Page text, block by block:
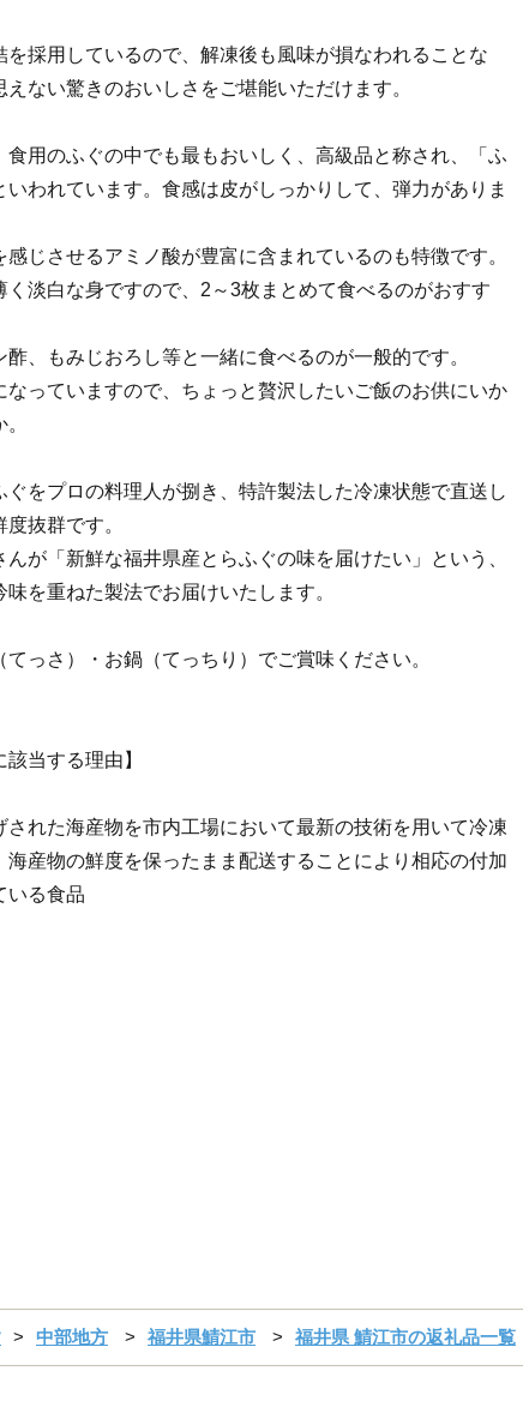
を採用しているので、解凍後も風味が損なわれることな
えない驚きのおいしさをご堪能いただけます。
食用のふぐの中でも最もおいしく、高級品と称され、「ふ
いわれています。食感は皮がしっかりして、弾力がありま
感じさせるアミノ酸が豊富に含まれているのも特徴です。
く淡白な身ですので、2～3枚まとめて食べるのがおすす
酢、もみじおろし等と一緒に食べるのが一般的です。
なっていますので、ちょっと贅沢したいご飯のお供にいか
ぐをプロの料理人が捌き、特許製法した冷凍状態で直送し
抜群です。
んが「新鮮な福井県産とらふぐの味を届けたい」という、
味を重ねた製法でお届けいたします。
てっさ）・お鍋（てっちり）でご賞味ください。
該当する理由】
された海産物を市内工場において最新の技術を用いて冷凍
海産物の鮮度を保ったまま配送することにより相応の付加
いる食品
中部地方 福井県鯖江市 福井県 鯖江市の返礼品一覧